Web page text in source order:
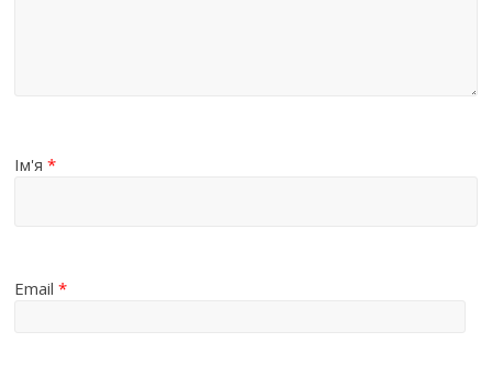
Ім'я*
Email*